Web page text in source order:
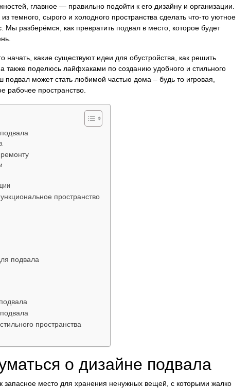
главное — правильно подойти к его дизайну и организации.
темного, сырого и холодного пространства сделать что-то уютное
Мы разберёмся, как превратить подвал в место, которое будет
начать, какие существуют идеи для обустройства, как решить
поделюсь лайфхаками по созданию удобного и стильного
подвал может стать любимой частью дома – будь то игровая,
рабочее пространство.
пространство
подвала
пространства
о дизайне подвала
запасное место для хранения ненужных вещей, с которыми жалко